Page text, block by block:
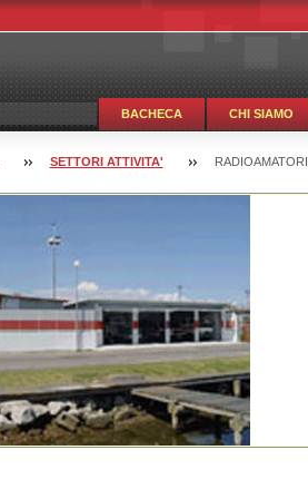
BACHECA CHI SIAMO
SETTORI ATTIVITA' RADIOAMATORI